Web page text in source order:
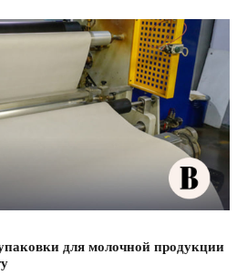
для молочной продукции